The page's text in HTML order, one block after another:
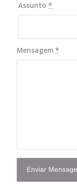
Assunto*
Mensagem *